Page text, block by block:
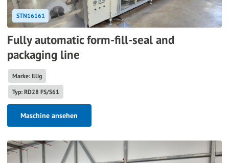
STN16161
Fully automatic form-fill-seal and
packaging line
Marke: Illig
Typ: RD28 FS/S61
Maschine ansehen